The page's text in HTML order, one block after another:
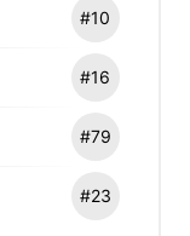
#10
#16
#79
#23